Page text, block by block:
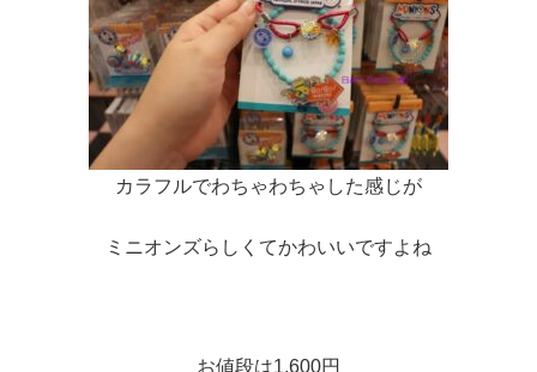
カラフルでわちゃわちゃした感じが
ミニオンズらしくてかわいいですよね
お値段は1,600円